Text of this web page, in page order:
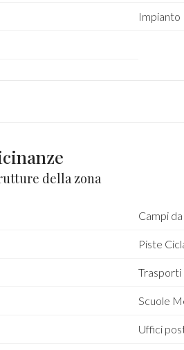
Impianto
della zona
Campi
Piste
Trasporti
Scuole
Uffici